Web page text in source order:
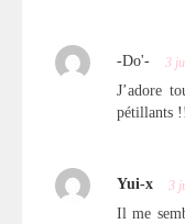
-Do'- 3
J’adore
pétillants
Yui-x 3
Il me